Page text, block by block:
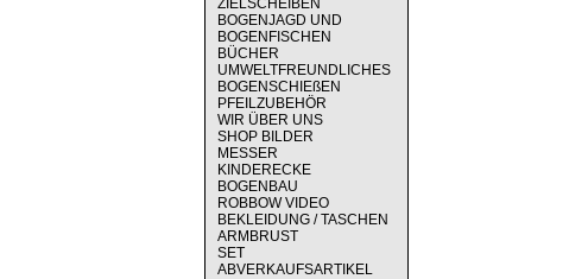
ZIELSCHEIBEN
BOGENJAGD UND
BOGENFISCHEN
BÜCHER
UMWELTFREUNDLICHES
BOGENSCHIEßEN
PFEILZUBEHÖR
WIR ÜBER UNS
SHOP BILDER
MESSER
KINDERECKE
BOGENBAU
ROBBOW VIDEO
BEKLEIDUNG / TASCHEN
ARMBRUST
SET
ABVERKAUFSARTIKEL